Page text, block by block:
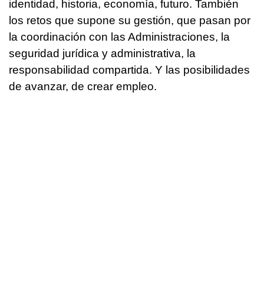
identidad, historia, economía, futuro. También
los retos que supone su gestión, que pasan por
la coordinación con las Administraciones, la
seguridad jurídica y administrativa, la
responsabilidad compartida. Y las posibilidades
de avanzar, de crear empleo.